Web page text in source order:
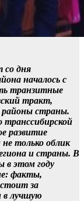
со дня
началось с
транзитные
тракт,
районы страны.
транссибирской
развитие
только облик
и страны. В
в этом году
факты,
за
в лучшую